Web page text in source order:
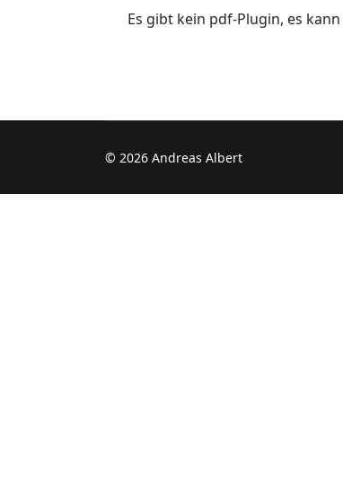
Es gibt kein pdf-Plugin, es kann
© 2026 Andreas Albert